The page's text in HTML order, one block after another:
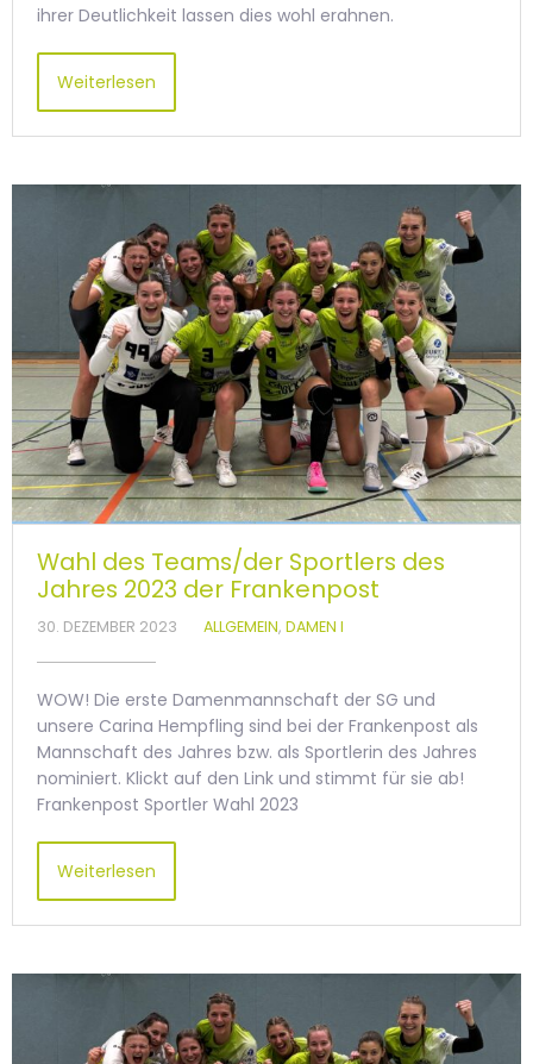
ihrer Deutlichkeit lassen dies wohl erahnen.
Weiterlesen
Wahl des Teams/der Sportlers des
Jahres 2023 der Frankenpost
30. DEZEMBER 2023 ALLGEMEIN, DAMEN I
WOW! Die erste Damenmannschaft der SG und
unsere Carina Hempfling sind bei der Frankenpost als
Mannschaft des Jahres bzw. als Sportlerin des Jahres
nominiert. Klickt auf den Link und stimmt für sie ab!
Frankenpost Sportler Wahl 2023
Weiterlesen